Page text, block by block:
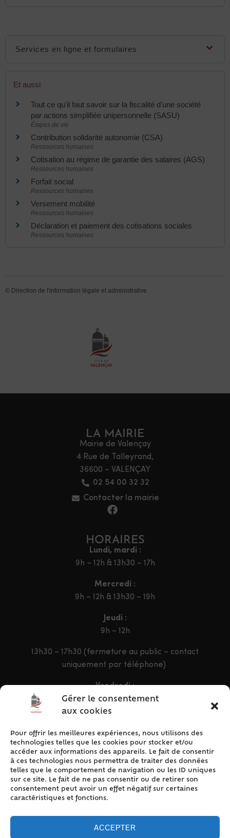
Gérer le consentement
aux cookies
Pour offrir les meilleures expériences, nous utilisons des
technologies telles que les cookies pour stocker et/ou
accéder aux informations des appareils. Le fait de consentir
à ces technologies nous permettra de traiter des données
telles que le comportement de navigation ou les ID uniques
sur ce site. Le fait de ne pas consentir ou de retirer son
consentement peut avoir un effet négatif sur certaines
caractéristiques et fonctions.
ACCEPTER
Services en ligne et formulaires
Et aussi
Tout ce qu'il faut savoir sur la fiscalité d'une société
par actions simplifiée unipersonnelle (SASU)
Étapes de vie
Contribution solidarité autonomie (CSA)
Ressources humaines
Cotisation au régime de garantie des salaires (AGS)
Ressources humaines
Forfait social
Ressources humaines
Versement mobilité
Ressources humaines
Déclaration et paiement des cotisations sociales
Ressources humaines
© Direction de l'information légale et administrative
LA MAIRIE
Mairie de Valençay
4 Rue de Talleyrand,
36600 – VALENÇAY
02 54 00 32 32
Contacter la mairie
HORAIRES
Lundi, mardi :
9h – 12h & 13h30 – 17h
Mercredi :
9h – 12h & 13h30 – 19h
Jeudi :
9h – 12h
13h30 – 17h30 (fermeture au public – contact
uniquement par téléphone)
Vendredi :
9h – 12h & 13h30 – 16h30
ACCÈS RAPIDE
Accueil
Contact
Plan du site
Mentions légales
Politique de cookies (UE)